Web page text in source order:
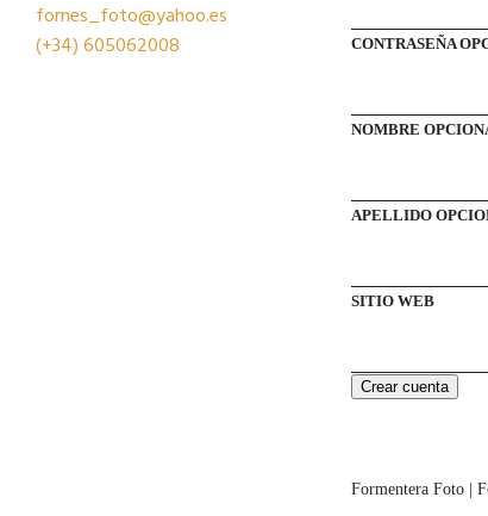
fornes_foto@yahoo.es
(+34)605062008 CONTRASEÑA
NOMBRE
APELLIDO
SITIO WEB
Crear cuenta
Formentera Foto |